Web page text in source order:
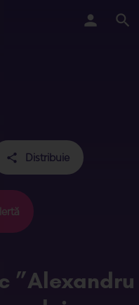
Distribuie
”Alexandru